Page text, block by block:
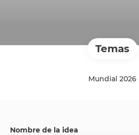
Temas
Mundial 2026
Nombre de la idea